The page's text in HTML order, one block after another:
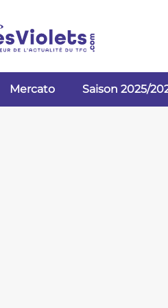
Mercato Saison 2025/